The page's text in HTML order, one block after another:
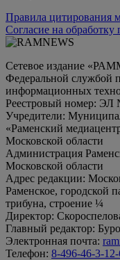
Правила цитирования
Согласие на
Сетевое издание
Федеральной службой
информационных
Реестровый номер: ЭЛ
Учредители:
«Раменский
Московской области
Администрация
Московской области
Адрес редакции:
Раменское, городской
трибуна, строение ¼
Директор:
Главный редактор:
Электронная почта:
Телефон: 8-496-46-3-